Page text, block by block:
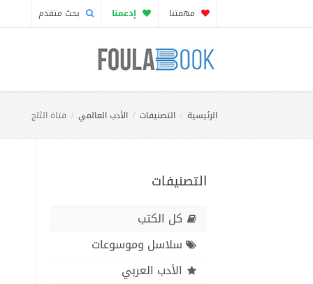
مهمتنا إدعمنا بحث متقدم
الرئيسية التصنيفات الأدب العالمي فتاة الثلج
التصنيفات
كل الكتب
سلاسل وموسوعات
الأدب العربي